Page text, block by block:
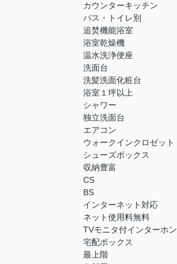
カウンターキッチン
バス・トイレ別
追焚機能浴室
浴室乾燥機
温水洗浄便座
洗面台
洗髪洗面化粧台
浴室１坪以上
シャワー
独立洗面台
エアコン
ウォークインクロゼット
シューズボックス
収納豊富
CS
BS
インターネット対応
ネット使用料無料
TVモニタ付インターホン
宅配ボックス
最上階